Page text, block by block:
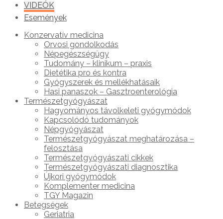
VIDEÓK
Események
Konzervatív medicina
Orvosi gondolkodás
Népegészségügy
Tudomány – klinikum – praxis
Dietétika pro és kontra
Gyógyszerek és mellékhatásaik
Hasi panaszok – Gasztroenterológia
Természetgyógyászat
Hagyományos távolkeleti gyógymódok
Kapcsolódó tudományok
Népgyógyászat
Természetgyógyászat meghatározása –
felosztása
Természetgyógyászati cikkek
Természetgyógyászati diagnosztika
Újkori gyógymódok
Komplementer medicina
TGY Magazin
Betegségek
Geriatria